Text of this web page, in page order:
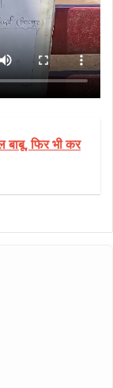
बाबू, फिर भी कर